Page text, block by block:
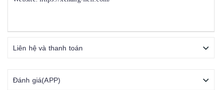
Liên hệ và thanh toán
Đánh giá(APP)